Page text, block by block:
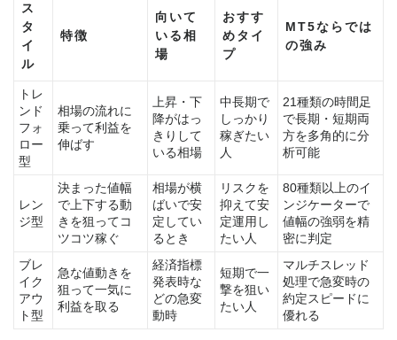
ス
タ
イ
ル
特徴
向いて
いる相
場
おすす
めタイ
プ
MT5ならでは
の強み
トレ
ンド
フォ
ロー
型
相場の流れに
乗って利益を
伸ばす
上昇・下
降がはっ
きりして
いる相場
中長期で
しっかり
稼ぎたい
人
21種類の時間足
で長期・短期両
方を多角的に分
析可能
レン
ジ型
決まった値幅
で上下する動
きを狙ってコ
ツコツ稼ぐ
相場が横
ばいで安
定してい
るとき
リスクを
抑えて安
定運用し
たい人
80種類以上のイ
ンジケーターで
値幅の強弱を精
密に判定
ブレ
イク
アウ
ト型
急な値動きを
狙って一気に
利益を取る
経済指標
発表時な
どの急変
動時
短期で一
撃を狙い
たい人
マルチスレッド
処理で急変時の
約定スピードに
優れる